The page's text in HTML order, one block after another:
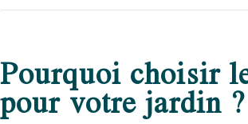
Pourquoi choisir
pour votre jardin ?